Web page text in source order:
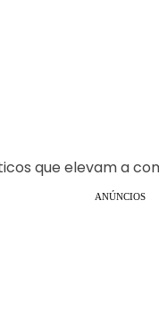
que elevam a
ANÚNCIOS